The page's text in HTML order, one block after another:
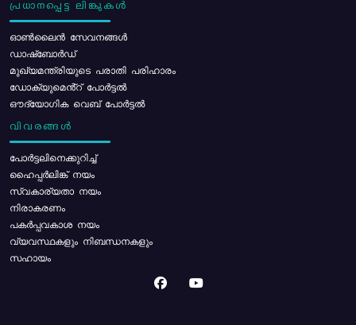
പ്രധാനപ്പെട്ട ലിങ്കുകൾ
ഓൺലൈൻ സേവനങ്ങൾ
ഡാഷ്ബോർഡ്
മുഖ്യമന്ത്രിയുടെ പരാതി പരിഹാരം
ഡോക്യുമെൻ്റ് പോർട്ടൽ
ഔദ്യോഗിക വെബ് പോർട്ടൽ
വിവരങ്ങൾ
പോര്‍ട്ടലിനെക്കുറിച്ച്
ഹൈപ്പർലിങ്ക് നയം
സ്വകാര്യതാ നയം
നിരാകരണം
പകർപ്പവകാശ നയം
വ്യവസ്ഥകളും നിബന്ധനകളും
സഹായം